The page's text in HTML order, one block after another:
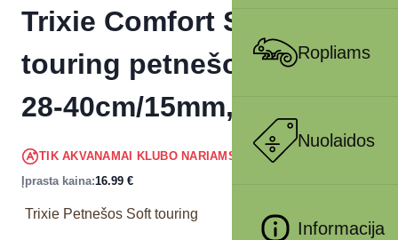
Ropliams
Nuolaidos
Informacija
Trixie Comfort Soft
touring petnešos, XXS-XS
28-40cm/15mm, fuksija
TIK AKVANAMAI KLUBO NARIAMS 16.14
Įprasta kaina:16.99 €
Trixie Petnešos Soft touring